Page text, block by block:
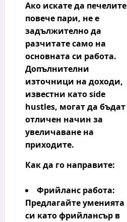
Ако искате да печелите
повече пари, не е
задължително да
разчитате само на
основната си работа.
Допълнителни
източници на доходи,
известни катоside
hustles, могат да бъдат
отличен начин за
увеличаване на
приходите.
Как да го направите:
Фрийланс работа:
Предлагайте уменията
си като фрийлансър в